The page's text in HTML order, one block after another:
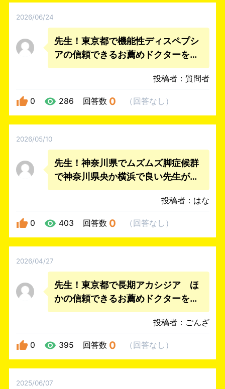
2026/06/24
先生！東京都で機能性ディスペプシ
アの信頼できるお薦めドクターを教
えて下さい。
投稿者：質問者
0 286 回答数 0 （ 回答なし ）
2026/05/10
先生！神奈川県でムズムズ脚症候群
で神奈川県央か横浜で良い先生がい
らっしゃったら教えてくださいの信
頼できるお薦めドクターを教えて下
さい。
投稿者：はな
0 403 回答数 0 （ 回答なし ）
2026/04/27
先生！東京都で長期アカシジア ほ
かの信頼できるお薦めドクターを教
えて下さい。
投稿者：ごんざ
0 395 回答数 0 （ 回答なし ）
2025/06/07